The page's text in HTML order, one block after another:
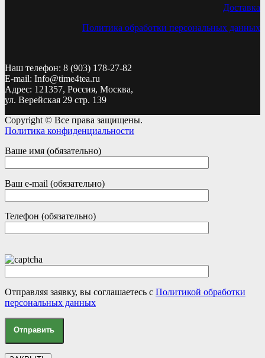
Доставка
Политика обработки персональных данных
Наш телефон: 8 (903) 178-27-82
E-mail: Info@time4tea.ru
Адрес: 121357, Россия, Москва,
ул. Верейская 29 стр. 139
Copyright © Все права защищены.
Политика конфиденциальности
Ваше имя (обязательно)
Ваш e-mail (обязательно)
Телефон (обязательно)
Отправляя заявку, вы соглашаетесь с Политикой обработки
персональных данных